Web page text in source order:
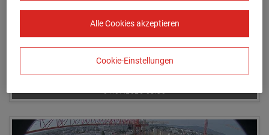
01.07.2026 08:30
Alle Cookies akzeptieren
Cookie-Einstellungen